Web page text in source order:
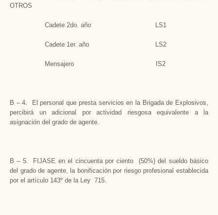
OTROS
Cadete 2do. año LS1
Cadete 1er. año LS2
Mensajero IS2
B – 4. El personal que presta servicios en la Brigada de Explosivos,
percibirá un adicional por actividad riesgosa equivalente a la
asignación del grado de agente.
B – 5. FIJASE en el cincuenta por ciento (50%) del sueldo básico
del grado de agente, la bonificación por riesgo profesional establecida
por el artículo 143º de la Ley 715.